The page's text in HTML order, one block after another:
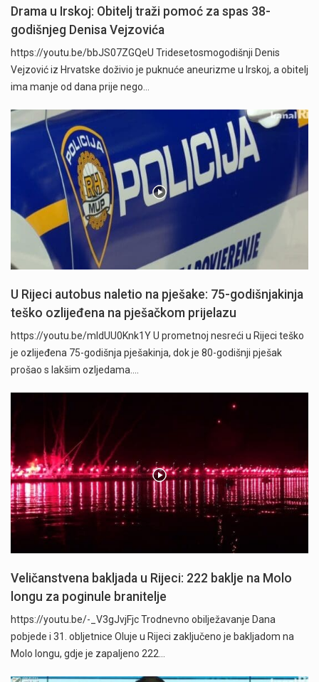
Drama u Irskoj: Obitelj traži pomoć za spas 38-
godišnjeg Denisa Vejzovića
https://youtu.be/bbJS07ZGQeU Tridesetosmogodišnji Denis
Vejzović iz Hrvatske doživio je puknuće aneurizme u Irskoj, a obitelj
ima manje od dana prije nego…
U Rijeci autobus naletio na pješake: 75-godišnjakinja
teško ozlijeđena na pješačkom prijelazu
https://youtu.be/mldUU0Knk1Y U prometnoj nesreći u Rijeci teško
je ozlijeđena 75-godišnja pješakinja, dok je 80-godišnji pješak
prošao s lakšim ozljedama.…
Veličanstvena bakljada u Rijeci: 222 baklje na Molo
longu za poginule branitelje
https://youtu.be/-_V3gJvjFjc Trodnevno obilježavanje Dana
pobjede i 31. obljetnice Oluje u Rijeci zaključeno je bakljadom na
Molo longu, gdje je zapaljeno 222…